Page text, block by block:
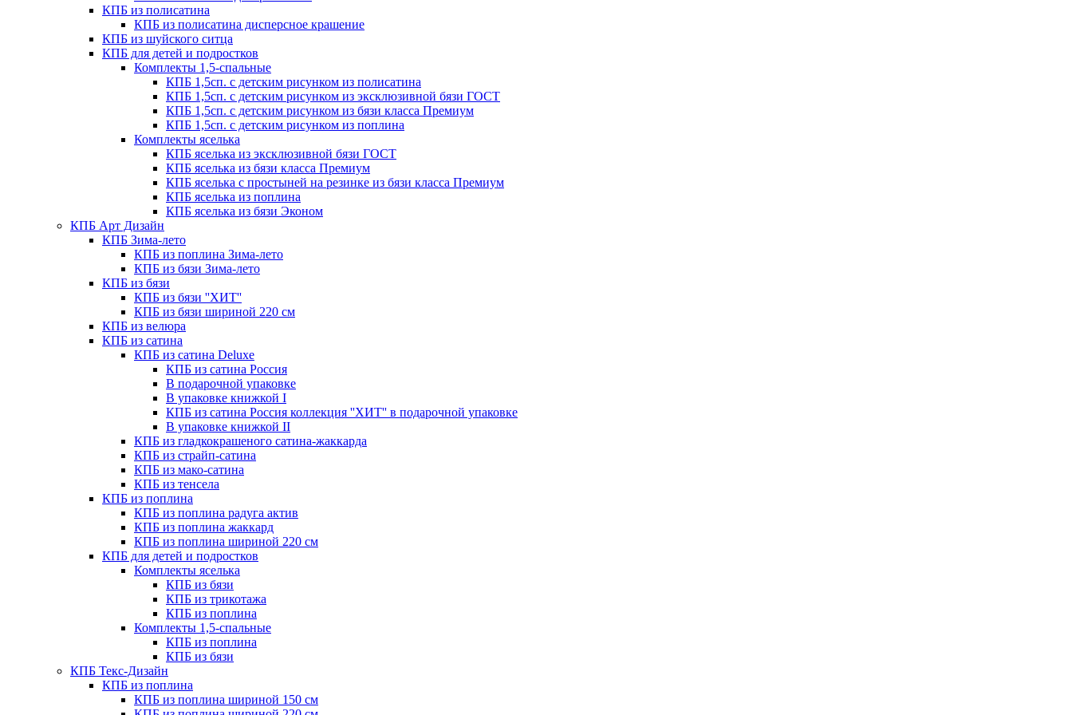
КПБ из полисатина
КПБ из полисатина дисперсное крашение
КПБ из шуйского ситца
КПБ для детей и подростков
Комплекты 1,5-спальные
КПБ 1,5сп. с детским рисунком из полисатина
КПБ 1,5сп. с детским рисунком из эксклюзивной бязи ГОСТ
КПБ 1,5сп. с детским рисунком из бязи класса Премиум
КПБ 1,5сп. с детским рисунком из поплина
Комплекты яселька
КПБ яселька из эксклюзивной бязи ГОСТ
КПБ яселька из бязи класса Премиум
КПБ яселька с простыней на резинке из бязи класса Премиум
КПБ яселька из поплина
КПБ яселька из бязи Эконом
КПБ Арт Дизайн
КПБ Зима-лето
КПБ из поплина Зима-лето
КПБ из бязи Зима-лето
КПБ из бязи
КПБ из бязи ''ХИТ''
КПБ из бязи шириной 220 см
КПБ из велюра
КПБ из сатина
КПБ из сатина Deluxe
КПБ из сатина Россия
В подарочной упаковке
В упаковке книжкой I
КПБ из сатина Россия коллекция ''ХИТ'' в подарочной упаковке
В упаковке книжкой II
КПБ из гладкокрашеного сатина-жаккарда
КПБ из страйп-сатина
КПБ из мако-сатина
КПБ из тенсела
КПБ из поплина
КПБ из поплина радуга актив
КПБ из поплина жаккард
КПБ из поплина шириной 220 см
КПБ для детей и подростков
Комплекты яселька
КПБ из бязи
КПБ из трикотажа
КПБ из поплина
Комплекты 1,5-спальные
КПБ из поплина
КПБ из бязи
КПБ Текс-Дизайн
КПБ из поплина
КПБ из поплина шириной 150 см